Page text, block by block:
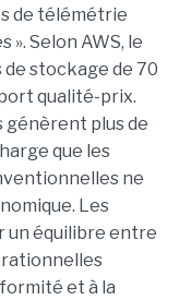
de télémétrie
». Selon AWS, le
stockage de 70
qualité-prix.
génèrent plus de
que les
ne
Les
un équilibre entre
et à la